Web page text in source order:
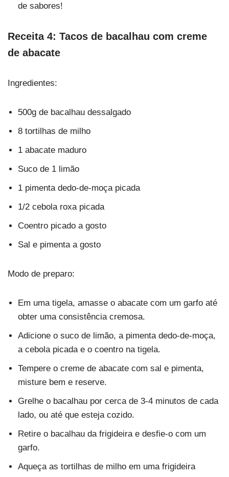
de sabores!
Receita 4: Tacos de bacalhau com creme
de abacate
Ingredientes:
500g de bacalhau dessalgado
8 tortilhas de milho
1 abacate maduro
Suco de 1 limão
1 pimenta dedo-de-moça picada
1/2 cebola roxa picada
Coentro picado a gosto
Sal e pimenta a gosto
Modo de preparo:
Em uma tigela, amasse o abacate com um garfo até
obter uma consistência cremosa.
Adicione o suco de limão, a pimenta dedo-de-moça,
a cebola picada e o coentro na tigela.
Tempere o creme de abacate com sal e pimenta,
misture bem e reserve.
Grelhe o bacalhau por cerca de 3-4 minutos de cada
lado, ou até que esteja cozido.
Retire o bacalhau da frigideira e desfie-o com um
garfo.
Aqueça as tortilhas de milho em uma frigideira